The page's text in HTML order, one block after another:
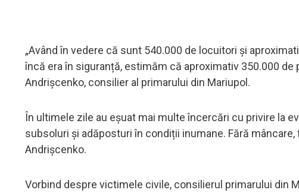
„Având în vedere că sunt 540.000 de locuitori și
încă era în siguranță, estimăm că aproximativ 350.000
Andrișcenko, consilier al primarului din Mariupol.
În ultimele zile au eșuat mai multe încercări cu privire la
subsoluri și adăposturi în condiții inumane. Fără
Andrișcenko.
Vorbind despre victimele civile, consilierul primarului din